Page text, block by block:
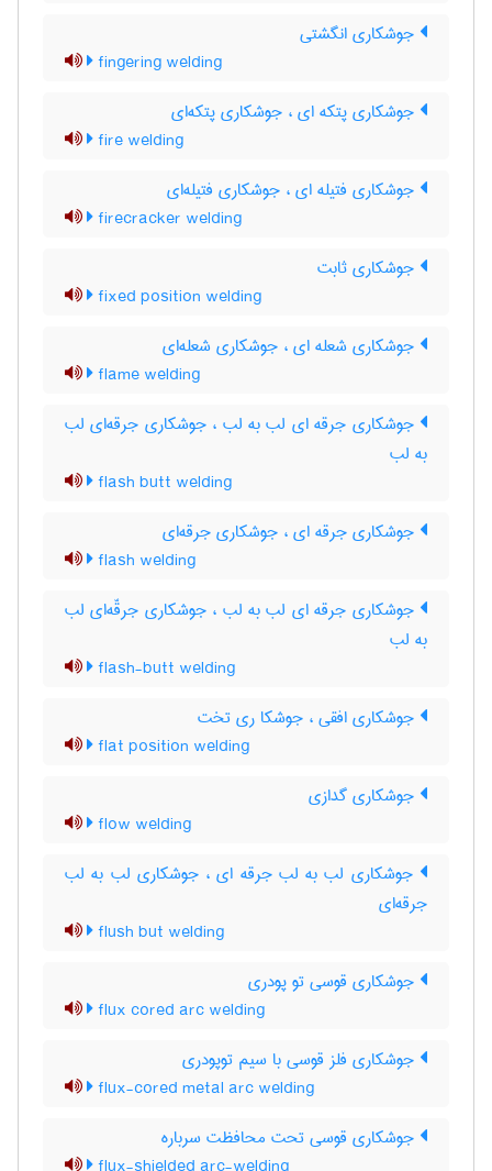
جوشکاری انگشتی
fingering welding
جوشکاری پتکه ای ، جوشکاری پتکه‌ای
fire welding
جوشکاری فتیله ای ، جوشکاری فتیله‌ای
firecracker welding
جوشکاری ثابت
fixed position welding
جوشکاری شعله ای ، جوشکاری شعله‌ای
flame welding
جوشکاری جرقه ای لب به لب ، جوشکاری جرقه‌ای لب
به لب
flash butt welding
جوشکاری جرقه ای ، جوشکاری جرقه‌ای
flash welding
جوشکاری جرقه ای لب به لب ، جوشکاری جرقّه‌ای لب
به لب
flash-butt welding
جوشکاری افقی ، جوشکا ری تخت
flat position welding
جوشکاری گدازی
flow welding
جوشکاری لب به لب جرقه ای ، جوشکاری لب به لب
جرقه‌ای
flush but welding
جوشکاری قوسی تو پودری
flux cored arc welding
جوشکاری فلز قوسی با سیم توپودری
flux-cored metal arc welding
جوشکاری قوسی تحت محافظت سرباره